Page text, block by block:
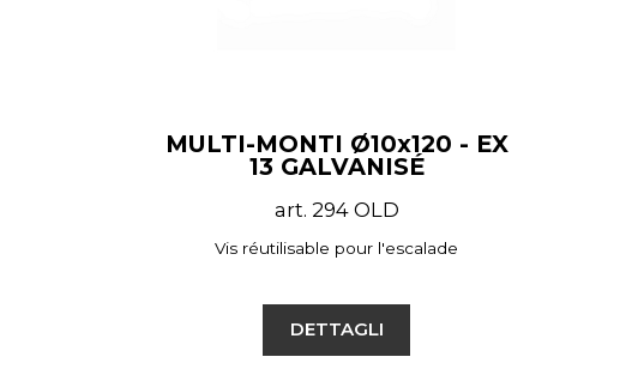
MULTI-MONTI Ø10x120 - EX
13 GALVANISÉ
art. 294 OLD
Vis réutilisable pour l'escalade
DETTAGLI